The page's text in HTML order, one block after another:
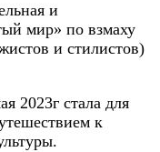
и
мир» по взмаху
и стилистов)
2023г стала для
к